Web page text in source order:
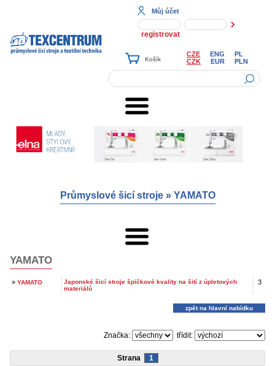
Můj účet
registrovat
CZE ENG
PL
CZK
EUR PLN
Průmyslové šicí stroje» YAMATO
YAMATO
» YAMATO
Japonské šicí stroje špičkové kvality na šití z úpletových
materiálů
3
zpět na hlavní nabídku
třídit:
Značka:
Strana 1